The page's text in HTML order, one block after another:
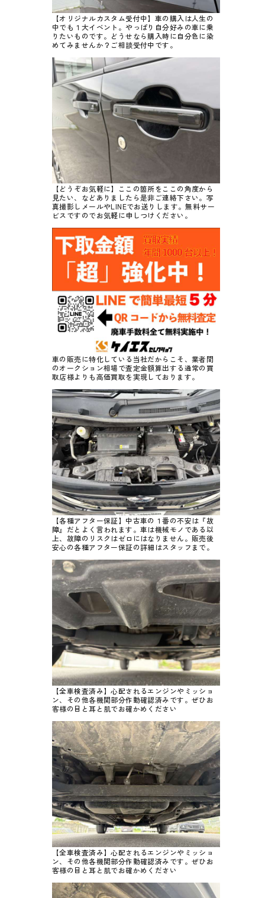
【オリジナルカスタム受付中】車の購入は人生の
中でも１大イベント。やっぱり自分好みの車に乗
りたいものです。どうせなら購入時に自分色に染
めてみませんか？ご相談受付中です。
【どうぞお気軽に】ここの箇所をここの角度から
見たい、などありましたら是非ご連絡下さい。写
真撮影しメールやLINEでお送りします。無料サー
ビスですのでお気軽に申しつけください。
車の販売に特化している当社だからこそ、業者間
のオークション相場で査定金額算出する通常の買
取店様よりも高価買取を実現しております。
【各種アフター保証】中古車の１番の不安は『故
障』だとよく言われます。車は機械モノである以
上、故障のリスクはゼロにはなりません。販売後
安心の各種アフター保証の詳細はスタッフまで。
【全車検査済み】心配されるエンジンやミッショ
ン、その他各機関部分作動確認済みです。ぜひお
客様の目と耳と肌でお確かめください
【全車検査済み】心配されるエンジンやミッショ
ン、その他各機関部分作動確認済みです。ぜひお
客様の目と耳と肌でお確かめください